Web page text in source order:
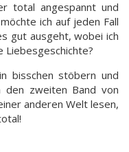
total angespannt und
ich auf jeden Fall
gut ausgeht, wobei ich
bisschen stöbern und
den zweiten Band von
anderen Welt lesen,